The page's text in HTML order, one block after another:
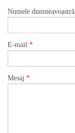
Numele dumneavoastră
E-mail *
Mesaj *